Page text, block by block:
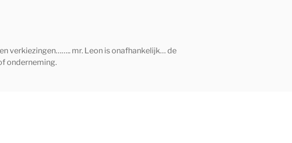
verkiezingen…….. mr. Leon is onafhankelijk… de
onderneming.